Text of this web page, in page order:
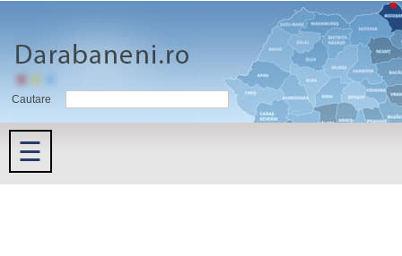
Cautare
☰